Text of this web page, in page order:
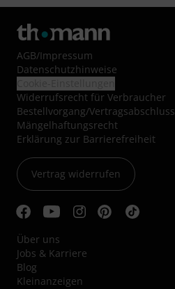
AGB/Impressum
Datenschutzhinweise
Widerrufsrecht für Verbraucher
Bestellvorgang/Vertragsabschluss
Mängelhaftungsrecht
Erklärung zur Barrierefreiheit
Vertrag widerrufen
Über uns
Jobs & Karriere
Blog
Kleinanzeigen